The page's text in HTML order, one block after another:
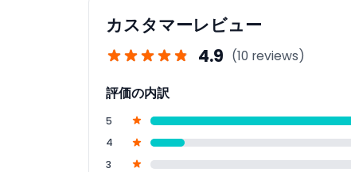
カスタマーレビュー
4.9 (10 reviews)
評価の内訳
5
4
3